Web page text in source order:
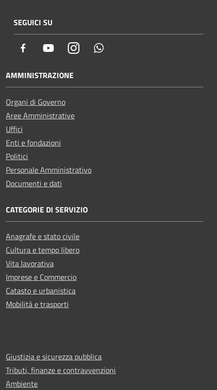
SEGUICI SU
Facebook YoutubeInstagram
AMMINISTRAZIONE
Organi di Governo
Aree Amministrative
Uffici
Enti e fondazioni
Politici
Personale Amministrativo
Documenti e dati
CATEGORIE DI SERVIZIO
Anagrafe e stato civile
Cultura e tempo libero
Vita lavorativa
Imprese e Commercio
Catasto e urbanistica
Mobilità e trasporti
Giustizia e sicurezza pubblica
Tributi, finanze e contravvenzioni
Ambiente